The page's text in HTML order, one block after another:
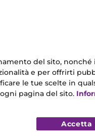
Migliore
del sito, nonché
e per offrirti
le tue scelte in
pagina del sito.